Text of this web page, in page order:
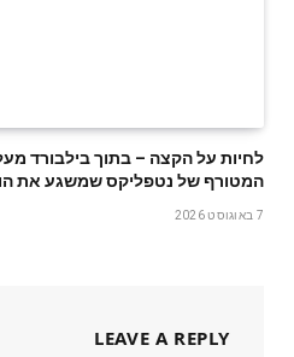
לחיות על הקצה – בתוך בילבורד
המטורף של נטפליקס שמשגע את
7 באוגוסט 2026
LEAVE A REPLY